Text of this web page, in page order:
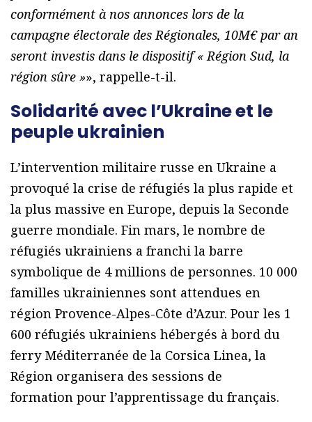
conformément à nos annonces lors de la
campagne électorale des Régionales, 10M€ par an
seront investis dans le dispositif « Région Sud, la
région sûre »», rappelle-t-il.
Solidarité avec l’Ukraine et le
peuple ukrainien
L’intervention militaire russe en Ukraine a
provoqué la crise de réfugiés la plus rapide et
la plus massive en Europe, depuis la Seconde
guerre mondiale. Fin mars, le nombre de
réfugiés ukrainiens a franchi la barre
symbolique de 4 millions de personnes. 10 000
familles ukrainiennes sont attendues en
région Provence-Alpes-Côte d’Azur. Pour les 1
600 réfugiés ukrainiens hébergés à bord du
ferry Méditerranée de la Corsica Linea, la
Région organisera des sessions de
formation pour l’apprentissage du français.